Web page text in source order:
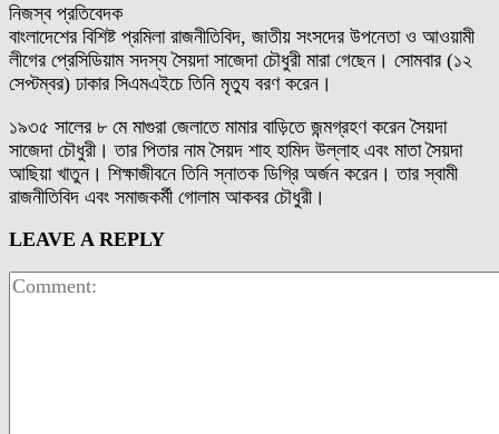
নিজস্ব প্রতিবেদক
বাংলাদেশের বিশিষ্ট প্রমিলা রাজনীতিবিদ, জাতীয় সংসদের উপনেতা ও আওয়ামী
লীগের প্রেসিডিয়াম সদস্য সৈয়দা সাজেদা চৌধুরী মারা গেছেন। সোমবার (১২
সেপ্টম্বর) ঢাকার সিএমএইচে তিনি মৃত্যু বরণ করেন।
১৯৩৫ সালের ৮ মে মাগুরা জেলাতে মামার বাড়িতে জন্মগ্রহণ করেন সৈয়দা
সাজেদা চৌধুরী। তার পিতার নাম সৈয়দ শাহ হামিদ উল্লাহ এবং মাতা সৈয়দা
আছিয়া খাতুন। শিক্ষাজীবনে তিনি স্নাতক ডিগ্রি অর্জন করেন। তার স্বামী
রাজনীতিবিদ এবং সমাজকর্মী গোলাম আকবর চৌধুরী।
LEAVE A REPLY